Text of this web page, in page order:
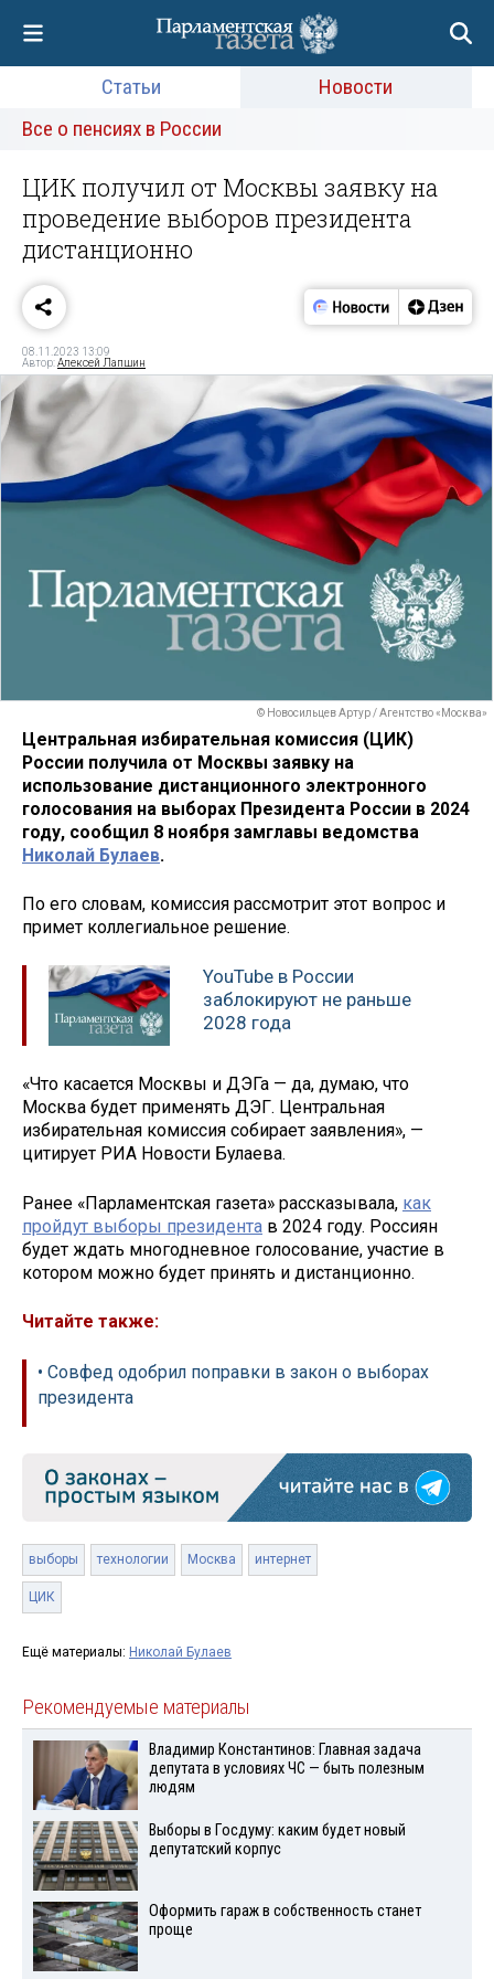
Статьи
Новости
Все о пенсиях в России
ЦИК получил от Москвы заявку на
проведение выборов президента
дистанционно
08.11.2023 13:09
Автор:Алексей Лапшин
© Новосильцев Артур / Агентство «Москва»
Центральная избирательная комиссия (ЦИК)
России получила от Москвы заявку на
использование дистанционного электронного
голосования на выборах Президента России в 2024
году, сообщил 8 ноября замглавы ведомства
Николай Булаев.
По его словам, комиссия рассмотрит этот вопрос и
примет коллегиальное решение.
YouTube в России
заблокируют не раньше
2028 года
«Что касается Москвы и ДЭГа — да, думаю, что
Москва будет применять ДЭГ. Центральная
избирательная комиссия собирает заявления», —
цитирует РИА Новости Булаева.
Ранее «Парламентская газета» рассказывала, как
пройдут выборы президента в 2024 году. Россиян
будет ждать многодневное голосование, участие в
котором можно будет принять и дистанционно.
Читайте также:
• Совфед одобрил поправки в закон о выборах
президента
выборы технологии Москва интернет
ЦИК
Ещё материалы: Николай Булаев
Рекомендуемые материалы
Владимир Константинов: Главная задача
депутата в условиях ЧС — быть полезным
людям
Выборы в Госдуму: каким будет новый
депутатский корпус
Оформить гараж в собственность станет
проще